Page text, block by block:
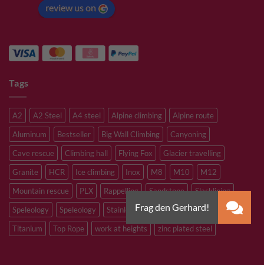
review us on
Tags
A2 A2 Steel A4 steel Alpine climbing
Alpine route
Aluminum
Bestseller Big Wall Climbing
Canyoning
Cave rescue
Climbing hall Flying Fox
Glacier travelling
Granite
HCR Ice climbing Inox M8 M10
M12
Mountain rescue
PLX Rappelling Sandstone
Slacklining
Speleology
Speleology Stainless steel
Tibetan Bridge
Titanium
Top Rope work at heights zinc plated steel